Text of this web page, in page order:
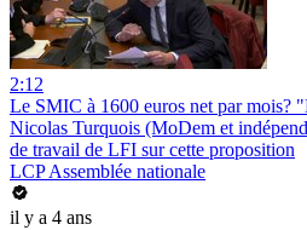
2:12
Le SMIC à 1600 euros net par mois?
Nicolas Turquois (MoDem et
de travail de LFI sur cette proposition
LCP Assemblée nationale
il y a 4 ans